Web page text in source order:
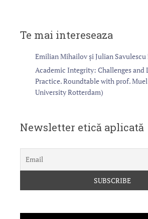
Te mai intereseaza
Emilian Mihailov și Julian
Academic Integrity: Challenges and
Practice. Roundtable with prof.
University Rotterdam)
Newsletter etică aplicată